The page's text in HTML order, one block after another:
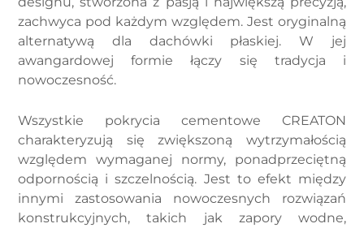
zachwyca pod każdym względem. Jest oryginalną
alternatywą dla dachówki płaskiej. W jej
awangardowej formie łączy się tradycja i
nowoczesność.
Wszystkie pokrycia cementowe CREATON
charakteryzują się zwiększoną wytrzymałością
względem wymaganej normy, ponadprzeciętną
odpornością i szczelnością. Jest to efekt między
innymi zastosowania nowoczesnych rozwiązań
konstrukcyjnych, takich jak zapory wodne,